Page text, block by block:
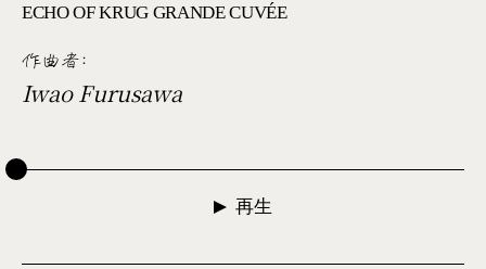
ECHO OF KRUG GRANDE CUVÉE
作曲者:
Iwao Furusawa
再生